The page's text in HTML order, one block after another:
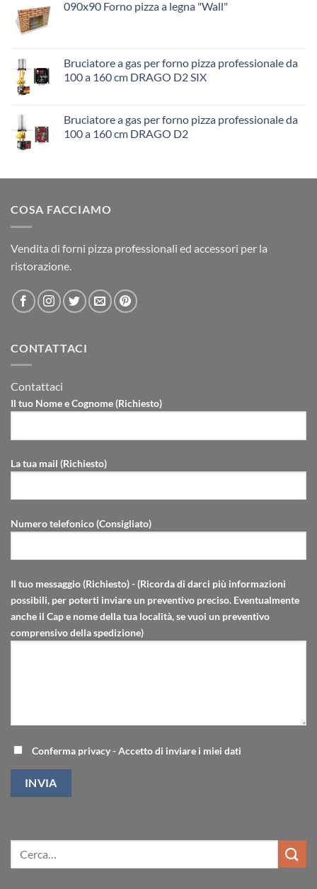
090x90 Forno pizza a legna "Wall"
Bruciatore a gas per forno pizza professionale da
100 a 160 cm DRAGO D2 SIX
Bruciatore a gas per forno pizza professionale da
100 a 160 cm DRAGO D2
COSA FACCIAMO
Vendita di forni pizza professionali ed accessori per la
ristorazione.
CONTATTACI
Contattaci
Il tuo Nome e Cognome (Richiesto)
La tua mail (Richiesto)
Numero telefonico (Consigliato)
Il tuo messaggio (Richiesto) - (Ricorda di darci più informazioni
possibili, per poterti inviare un preventivo preciso. Eventualmente
anche il Cap e nome della tua località, se vuoi un preventivo
comprensivo della spedizione)
Conferma privacy - Accetto di inviare i miei dati